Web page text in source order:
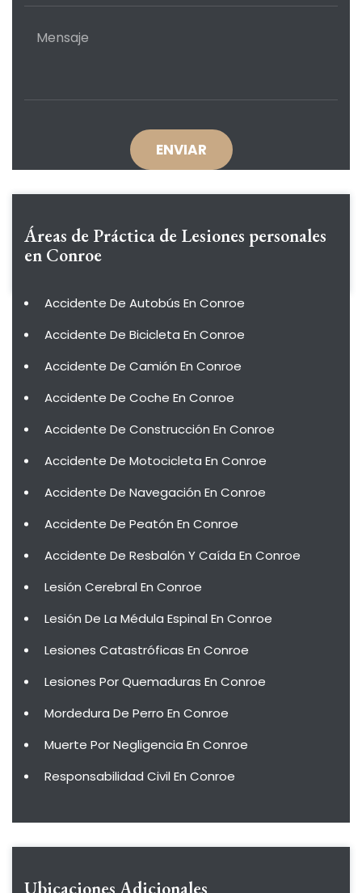
Áreas de Práctica de Lesiones personales
en Conroe
Accidente De Autobús En Conroe
Accidente De Bicicleta En Conroe
Accidente De Camión En Conroe
Accidente De Coche En Conroe
Accidente De Construcción En Conroe
Accidente De Motocicleta En Conroe
Accidente De Navegación En Conroe
Accidente De Peatón En Conroe
Accidente De Resbalón Y Caída En Conroe
Lesión Cerebral En Conroe
Lesión De La Médula Espinal En Conroe
Lesiones Catastróficas En Conroe
Lesiones Por Quemaduras En Conroe
Mordedura De Perro En Conroe
Muerte Por Negligencia En Conroe
Responsabilidad Civil En Conroe